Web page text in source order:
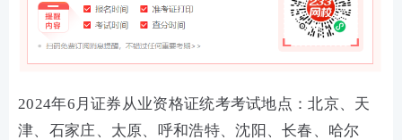
2024年6月证券从业资格证统考考试地点：北京、天
津、石家庄、太原、呼和浩特、沈阳、长春、哈尔